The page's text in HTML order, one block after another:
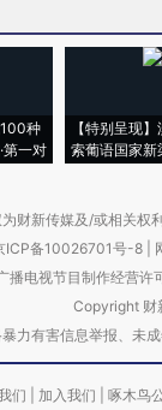
100种
第一对
【特别呈现
索葡语国家新
财新传媒及/或相关
ICP备10026701号-8
播电视节目制作经营许
Copyright 财
暴力有害信息举报、
们 加入我们 啄木鸟